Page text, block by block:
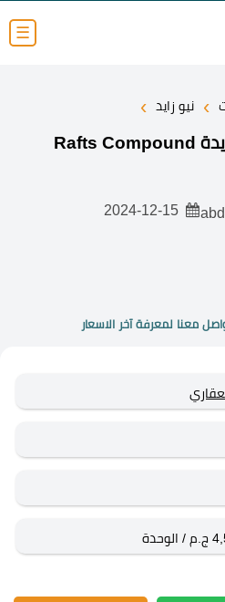
☰
› نيو زايد ›
كمبوند رافتس زايد الجديدة Rafts Compound
معنا لمعرفة آخر الاسعار
/ الوحدة